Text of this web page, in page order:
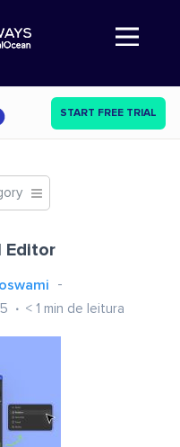
Abre a navegação
START FREE TRIAL
Editor
< 1 min de leitura